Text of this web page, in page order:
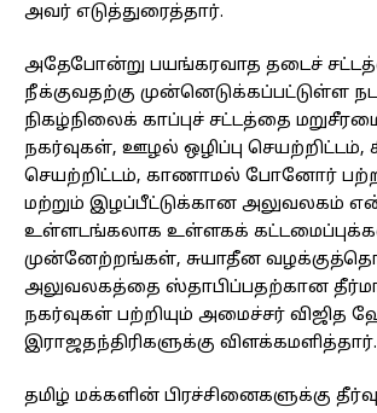
அவர் எடுத்துரைத்தார்.
அதேபோன்று பயங்கரவாத தடைச்
நீக்குவதற்கு முன்னெடுக்கப்பட்டுள்ள
நிகழ்நிலைக் காப்புச் சட்டத்தை
நகர்வுகள், ஊழல் ஒழிப்பு
செயற்றிட்டம், காணாமல் போனோர்
மற்றும் இழப்பீட்டுக்கான அலுவலகம்
உள்ளடங்கலாக உள்ளகக்
முன்னேற்றங்கள், சுயாதீன
அலுவலகத்தை ஸ்தாபிப்பதற்கான
நகர்வுகள் பற்றியும் அமைச்சர் விஜித
இராஜதந்திரிகளுக்கு விளக்கமளித்தார்.
தமிழ் மக்களின் பிரச்சினைகளுக்கு